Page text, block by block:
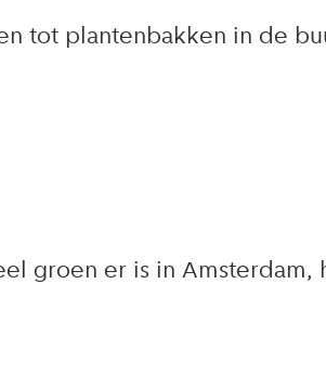
tot plantenbakken in de
groen er is in Amsterdam,